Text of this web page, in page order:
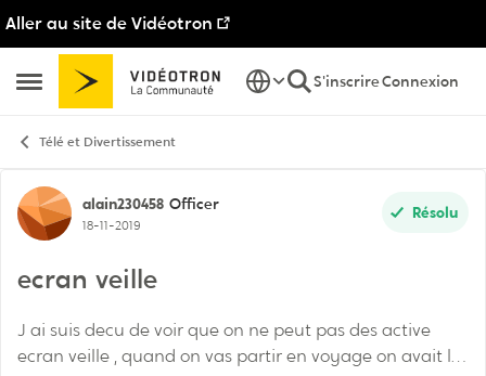
Aller au site de Vidéotron
Ouvrir Menu Latéral
Passer au contenu
S'inscrireConnexion
Télé et Divertissement
Discussion de forum
alain230458 Officer
18-11-2019
Résolu
ecran veille
J ai suis decu de voir que on ne peut pas des active
ecran veille , quand on vas partir en voyage on avait l